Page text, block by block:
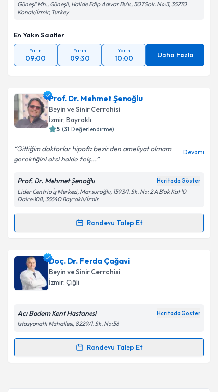
Güneşli Mh., Güneşli, Halide Edip Adıvar Bulv., 507 Sok. No:3, 35270
Konak/İzmir, Turkey
En Yakın Saatler
Yarın
09:00
Yarın
09:30
Yarın
10:00 Daha Fazla
Prof. Dr. Mehmet Şenoğlu
Beyin ve Sinir Cerrahisi
İzmir, Bayraklı
5 (31 Değerlendirme)
Gittiğim doktorlar hipofiz bezinden ameliyat olmam
gerektiğini aksi halde felç...
Devamı
Prof. Dr. Mehmet Şenoğlu Haritada Göster
Lider Centrio İş Merkezi, Mansuroğlu, 1593/1. Sk. No: 2 A Blok Kat 10
Daire:108, 35540 Bayraklı/İzmir
Randevu Talep Et
Randevu Takvimi Talebi
Prof. Dr. Mehmet Şenoğluiçin randevu takvimi
talebi oluşturun. Size bu uzmandan randevu almanız
için bir takvim hazırlandığında e-posta ile
bilgilendireceğiz.
Kişisel verilerimin işlenmesine ilişkinAydınlatma
Doç. Dr. Ferda Çağavi
Beyin ve Sinir Cerrahisi
İzmir, Çiğli
Acı Badem Kent Hastanesi Haritada Göster
İstasyonaltı Mahallesi, 8229/1. Sk. No:56
Randevu Talep Et
Randevu Takvimi Talebi